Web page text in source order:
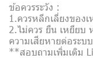
ข้อควรระวัง :
1.ควรหลีกเลี่ยงของ
2.ไม่ควร ยืน เหยียบ
ความเสียหายต่อระบ
**สอบถามเพิ่มเติม